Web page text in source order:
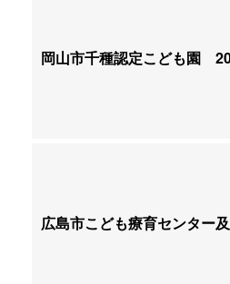
岡山市千種認定こども園
広島市こども療育センター